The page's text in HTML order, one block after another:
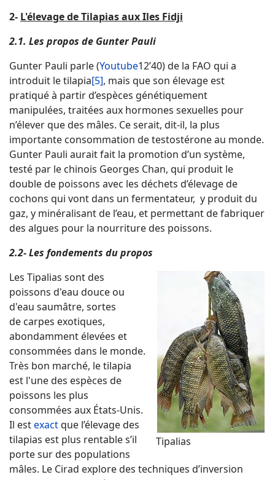
2- L'élevage de Tilapias aux Iles Fidji
2.1. Les propos de Gunter Pauli
Gunter Pauli parle (Youtube12’40) de la FAO qui a
introduit le tilapia[5], mais que son élevage est
pratiqué à partir d’espèces génétiquement
manipulées, traitées aux hormones sexuelles pour
n’élever que des mâles. Ce serait, dit-il, la plus
importante consommation de testostérone au monde.
Gunter Pauli aurait fait la promotion d’un système,
testé par le chinois Georges Chan, qui produit le
double de poissons avec les déchets d’élevage de
cochons qui vont dans un fermentateur, y produit du
gaz, y minéralisant de l’eau, et permettant de fabriquer
des algues pour la nourriture des poissons.
2.2- Les fondements du propos
Tipalias
Les Tipalias sont des
poissons d'eau douce ou
d'eau saumâtre, sortes
de carpes exotiques,
abondamment élevées et
consommées dans le monde.
Très bon marché, le tilapia
est l'une des espèces de
poissons les plus
consommées aux États-Unis.
Il estexactque l’élevage des
tilapias est plus rentable s’il
porte sur des populations
mâles. Le Cirad explore des techniques d’inversion